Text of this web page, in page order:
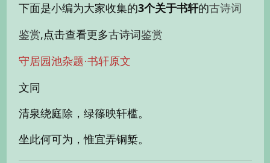
下面是小编为大家收集的3个关于书轩的古诗词
鉴赏,点击查看更多古诗词鉴赏
守居园池杂题·书轩原文
文同
清泉绕庭除，绿篠映轩槛。
坐此何可为，惟宜弄铜椠。